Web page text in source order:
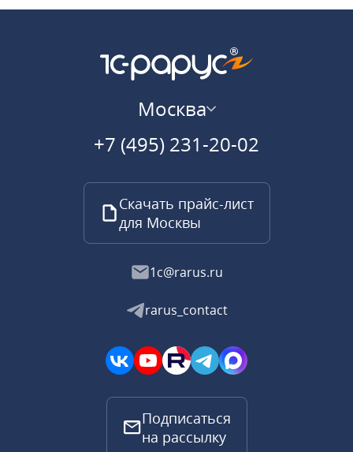
Москва
+7 (495) 231-20-02
Скачать прайс-лист
для Москвы
1c@rarus.ru
rarus_contact
Подписаться
на рассылку